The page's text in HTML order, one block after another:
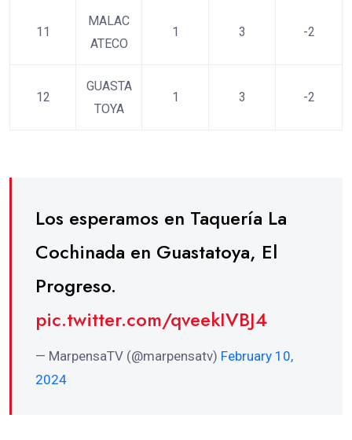
11
MALAC
ATECO
1 3 -2
12
GUASTA
TOYA
1 3 -2
Los esperamos en Taquería La
Cochinada en Guastatoya, El
Progreso.
pic.twitter.com/qveekIVBJ4
— MarpensaTV (@marpensatv) February 10,
2024